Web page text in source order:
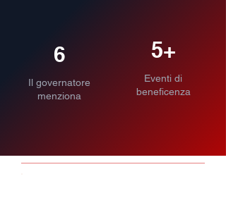
6
Il governatore
menziona
5+
Eventi di
beneficenza